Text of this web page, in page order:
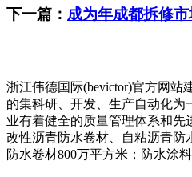
下一篇： 成为年成都拆修
浙江伟德国际(bevictor)官方网站
的集科研、开发、生产自动化为
业有着健全的质量管理体系和先
改性沥青防水卷材、自粘沥青防
防水卷材800万平方米；防水涂